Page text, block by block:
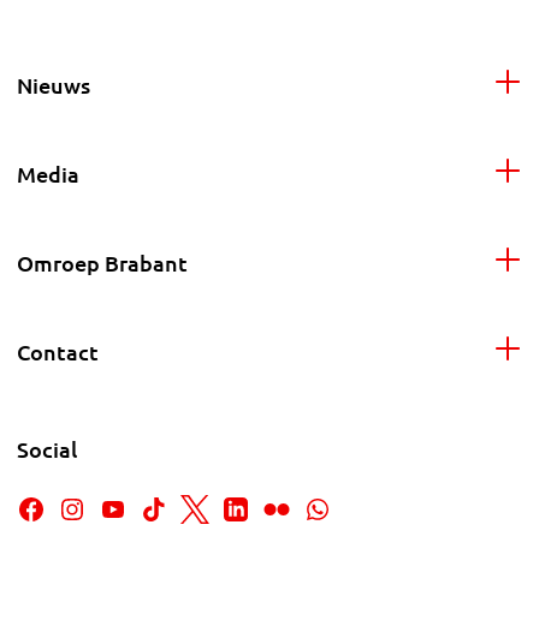
Nieuws
Media
Omroep Brabant
Contact
Social